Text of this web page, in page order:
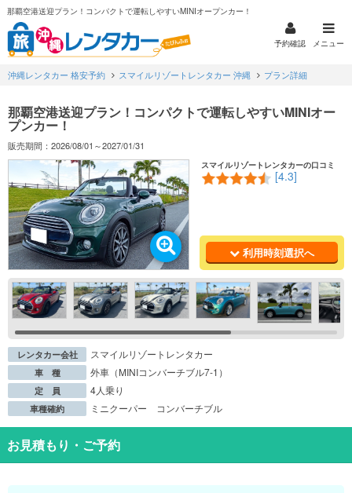
那覇空港送迎プラン！コンパクトで運転しやすいMINIオープンカー！
予約確認 メニュー
沖縄レンタカー 格安予約 スマイルリゾートレンタカー 沖縄 プラン詳細
那覇空港送迎プラン！コンパクトで運転しやすいMINIオー
プンカー！
販売期間：2026/08/01～2027/01/31
スマイルリゾートレンタカーの口コミ
[4.3]
利用時刻選択へ
レンタカー会社 スマイルリゾートレンタカー
車 種 外車（MINIコンバーチブル7-1）
定 員 4人乗り
車種確約 ミニクーパー コンバーチブル
お見積もり・ご予約